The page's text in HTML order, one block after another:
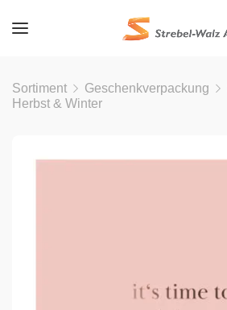
Sortiment Geschenkverpackung
Herbst & Winter